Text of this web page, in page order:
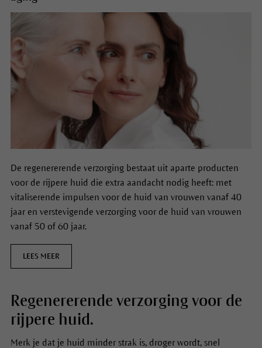
De regenererende verzorging bestaat uit aparte producten
voor de rijpere huid die extra aandacht nodig heeft: met
vitaliserende impulsen voor de huid van vrouwen vanaf 40
jaar en verstevigende verzorging voor de huid van vrouwen
vanaf 50 of 60 jaar.
LEES MEER
Regenererende verzorging voor de
rijpere huid.
Merk je dat je huid minder strak is, droger wordt, snel